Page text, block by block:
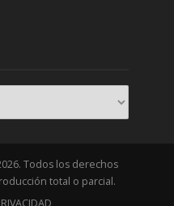
Todos los derechos
total o parcial.